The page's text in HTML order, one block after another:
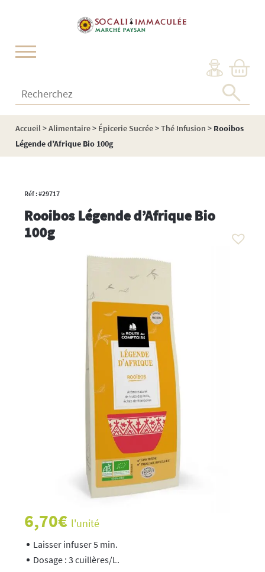
Recherchez :
Accueil>Alimentaire> Épicerie Sucrée>Thé Infusion > Rooibos
Légende d’Afrique Bio 100g
Réf : #29717
Rooibos Légende d’Afrique Bio
100g
6,70€ l'unité
Laisser infuser 5 min.
Dosage : 3 cuillères/L.